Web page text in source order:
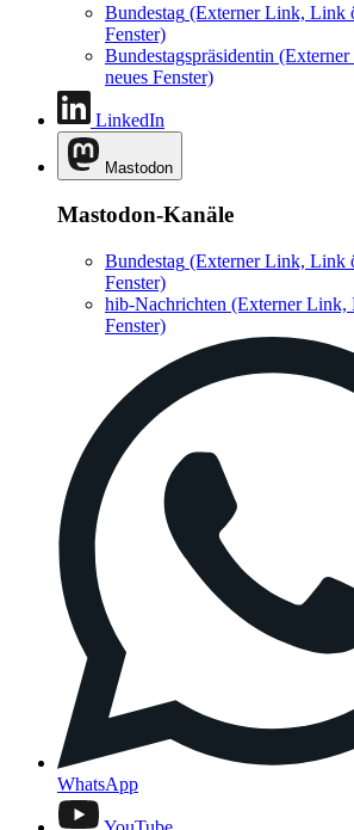
Bundestag (Externer Link, Link
Fenster)
Bundestagspräsidentin
neues Fenster)
LinkedIn
Mastodon
Mastodon-Kanäle
Bundestag (Externer Link, Link
Fenster)
hib-Nachrichten (Externer Link,
Fenster)
WhatsApp